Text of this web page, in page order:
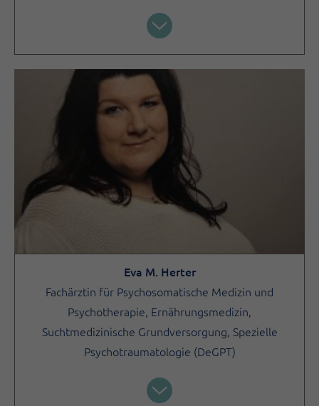
Eva M. Herter
Fachärztin für Psychosomatische Medizin und
Psychotherapie, Ernährungsmedizin,
Suchtmedizinische Grundversorgung, Spezielle
Psychotraumatologie (DeGPT)